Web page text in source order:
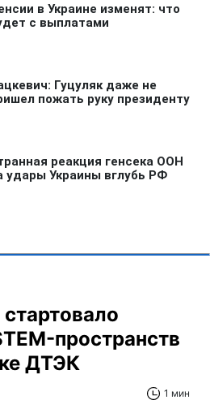
пространств
ДТЭК‌
1 мин